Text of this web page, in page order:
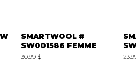
SMARTWOOL #
SW001586 FEMME
30.99 $